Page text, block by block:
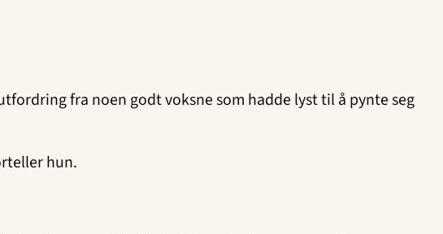
fra noen godt voksne som hadde lyst til å pynte seg
hun.